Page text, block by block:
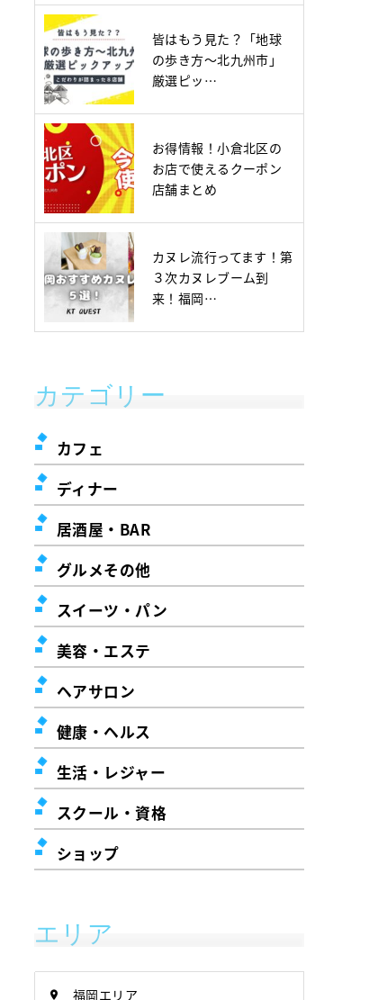
皆はもう見た？「地球
の歩き方～北九州市」
厳選ピッ…
お得情報！小倉北区の
お店で使えるクーポン
店舗まとめ
カヌレ流行ってます！第
３次カヌレブーム到
来！福岡…
カテゴリー
カフェ
ディナー
居酒屋・BAR
グルメその他
スイーツ・パン
美容・エステ
ヘアサロン
健康・ヘルス
生活・レジャー
スクール・資格
ショップ
エリア
福岡エリア